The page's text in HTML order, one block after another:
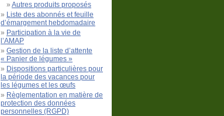
Autres produits proposés
Liste des abonnés et feuille
d’émargement hebdomadaire
Participation à la vie de
l’AMAP
Gestion de la liste d’attente
« Panier de légumes »
Dispositions particulières pour
la période des vacances pour
les légumes et les œufs
Règlementation en matière de
protection des données
personnelles (RGPD)